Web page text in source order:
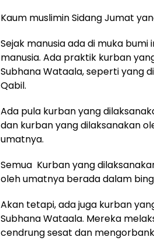
Kaum muslimin Sidang Jumat
Sejak manusia ada di muka
manusia. Ada praktik kurban
Subhana Wataala, seperti yang
Qabil.
Ada pula kurban yang
dan kurban yang dilaksanakan
umatnya.
Semua Kurban yang
oleh umatnya berada dalam
Akan tetapi, ada juga kurban
Subhana Wataala. Mereka
cendrung sesat dan